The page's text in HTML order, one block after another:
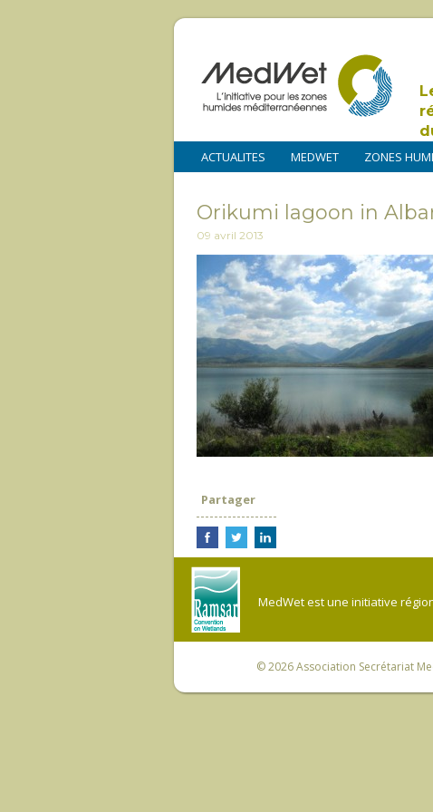
ACTUALITES MEDWET ZONES
Orikumi lagoon in
09 avril 2013
Partager
MedWet est une initiative
© 2026Association Secrétariat